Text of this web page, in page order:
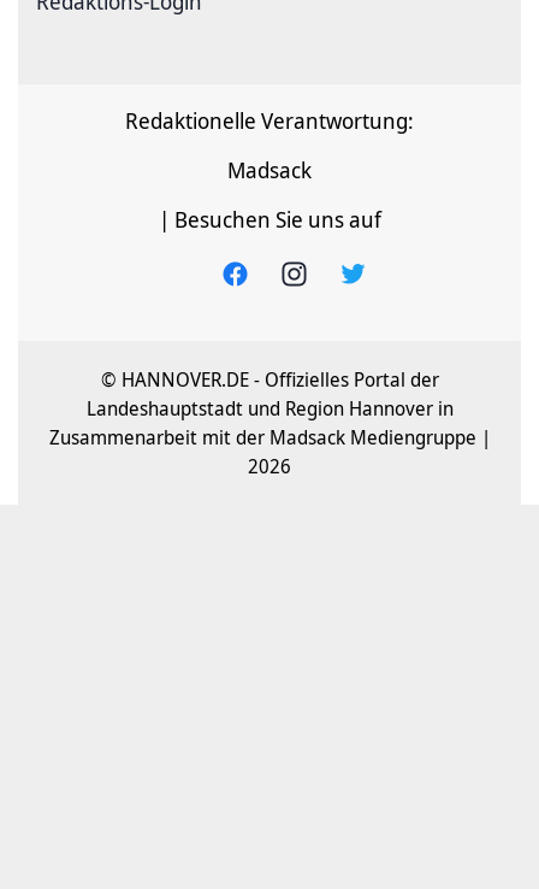
Redaktionelle Verantwortung:
Madsack
| Besuchen Sie uns auf
© HANNOVER.DE - Offizielles Portal der
Landeshauptstadt und Region Hannover in
Zusammenarbeit mit der Madsack Mediengruppe |
2026